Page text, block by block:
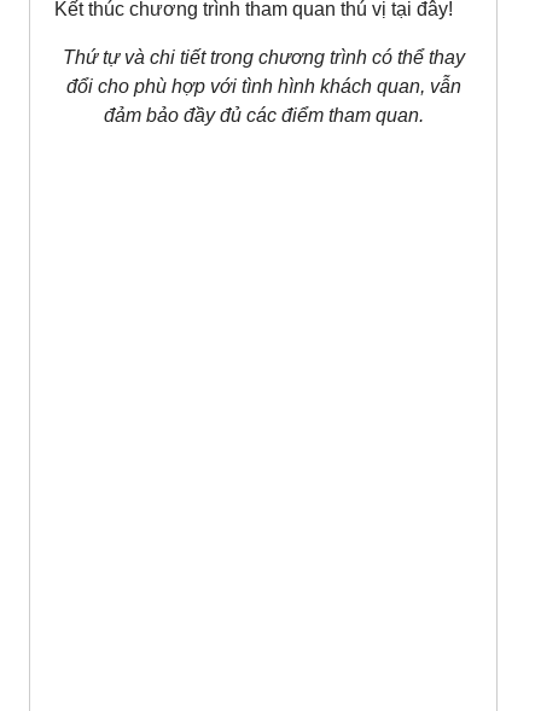
Kết thúc chương trình tham quan thú vị tại đây!
Thứ tự và chi tiết trong chương trình có thể thay
đổi cho phù hợp với tình hình khách quan, vẫn
đảm bảo đầy đủ các điểm tham quan.